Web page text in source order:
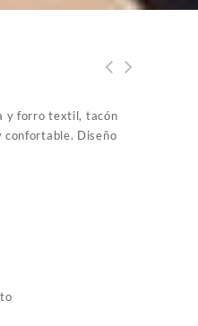
y forro textil, tacón
confortable. Diseño